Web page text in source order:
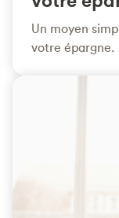
Un moyen
votre épargne.